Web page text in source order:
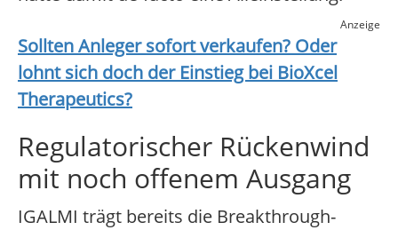
Anzeige
Sollten Anleger sofort verkaufen? Oder
lohnt sich doch der Einstieg bei BioXcel
Therapeutics?
Regulatorischer Rückenwind
mit noch offenem Ausgang
IGALMI trägt bereits die Breakthrough-